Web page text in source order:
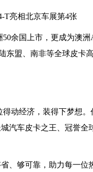
余国上市，更成为澳
东盟、南非等全球皮卡
动经济，装得下梦想
汽车皮卡之王、冠誉
、够可靠，助力每一位